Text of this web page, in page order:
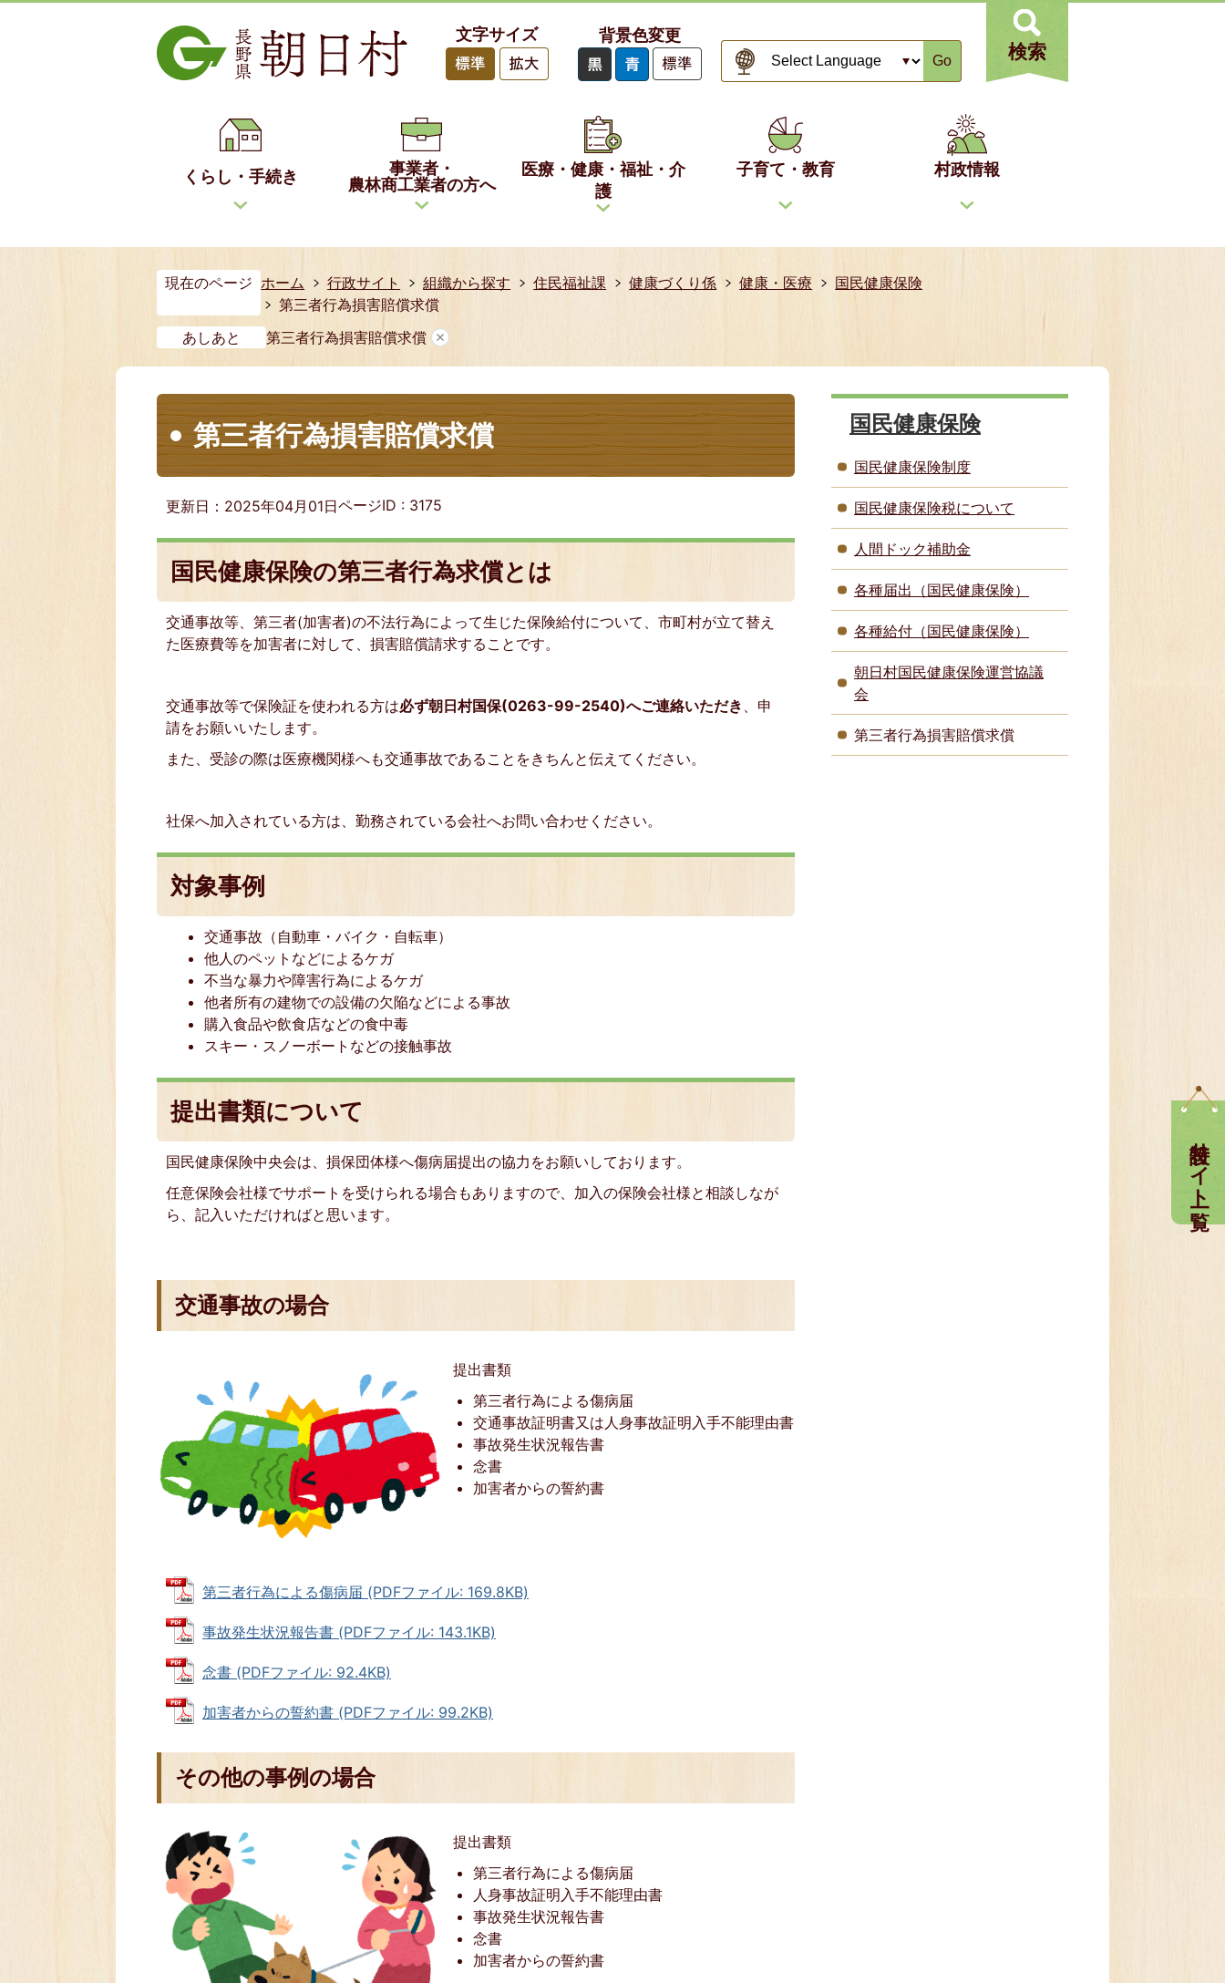
文字サイズ 背景色変更
Go 検索
特設サイト一覧
くらし・手続き
事業者・
農林商工業者の方へ
医療・健康・福祉・介
護
子育て・教育 村政情報
現在のページ ホーム 行政サイト 組織から探す 住民福祉課 健康づくり係 健康・医療
国民健康保険
第三者行為損害賠償求償
あしあと
第三者行為損害賠償求償
第三者行為損害賠償求償
更新日：2025年04月01日ページID : 3175
国民健康保険の第三者行為求償とは
交通事故等、第三者(加害者)の不法行為によって生じた保険給付について、市町村が立て替え
た医療費等を加害者に対して、損害賠償請求することです。
交通事故等で保険証を使われる方は必ず朝日村国保(0263-99-2540)へご連絡いただき 、申
請をお願いいたします。
また、受診の際は医療機関様へも交通事故であることをきちんと伝えてください。
社保へ加入されている方は、勤務されている会社へお問い合わせください。
対象事例
交通事故（自動車・バイク・自転車）
他人のペットなどによるケガ
不当な暴力や障害行為によるケガ
他者所有の建物での設備の欠陥などによる事故
購入食品や飲食店などの食中毒
スキー・スノーボートなどの接触事故
提出書類について
国民健康保険中央会は、損保団体様へ傷病届提出の協力をお願いしております。
任意保険会社様でサポートを受けられる場合もありますので、加入の保険会社様と相談しなが
ら、記入いただければと思います。
交通事故の場合
提出書類
第三者行為による傷病届
交通事故証明書又は人身事故証明入手不能理由書
事故発生状況報告書
念書
加害者からの誓約書
第三者行為による傷病届 (PDFファイル: 169.8KB)
事故発生状況報告書 (PDFファイル: 143.1KB)
念書 (PDFファイル: 92.4KB)
加害者からの誓約書 (PDFファイル: 99.2KB)
その他の事例の場合
提出書類
第三者行為による傷病届
人身事故証明入手不能理由書
事故発生状況報告書
念書
加害者からの誓約書
国民健康保険
国民健康保険制度
国民健康保険税について
人間ドック補助金
各種届出（国民健康保険）
各種給付（国民健康保険）
朝日村国民健康保険運営協議
会
第三者行為損害賠償求償